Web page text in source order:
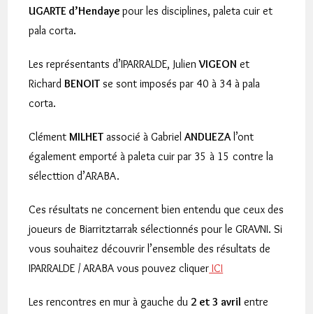
UGARTE d’Hendayepour les disciplines, paleta cuir et
pala corta.
Les représentants d’IPARRALDE, JulienVIGEON et
RichardBENOIT se sont imposés par 40 à 34 à pala
corta.
ClémentMILHET associé à GabrielANDUEZAl’ont
également emporté à paleta cuir par 35 à 15 contre la
sélecttion d’ARABA.
Ces résultats ne concernent bien entendu que ceux des
joueurs de Biarritztarrak sélectionnés pour le GRAVNI. Si
vous souhaitez découvrir l’ensemble des résultats de
IPARRALDE / ARABA vous pouvez cliquer ICI
Les rencontres en mur à gauche du 2 et 3 avril entre